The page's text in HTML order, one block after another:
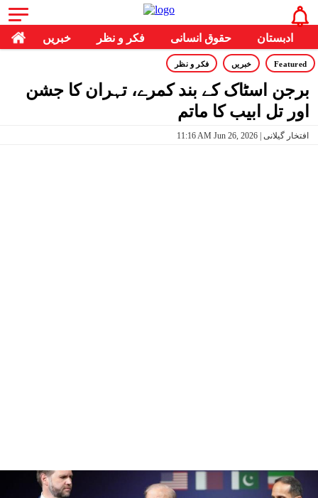
خبریں فکر و نظر حقوق انسانی ادبستان
Featured خبریں فکر و نظر
برجن اسٹاک کے بند کمرے، تہران کا جشن
اور تل ابیب کا ماتم
11:16 AM Jun 26, 2026 | افتخار گیلانی